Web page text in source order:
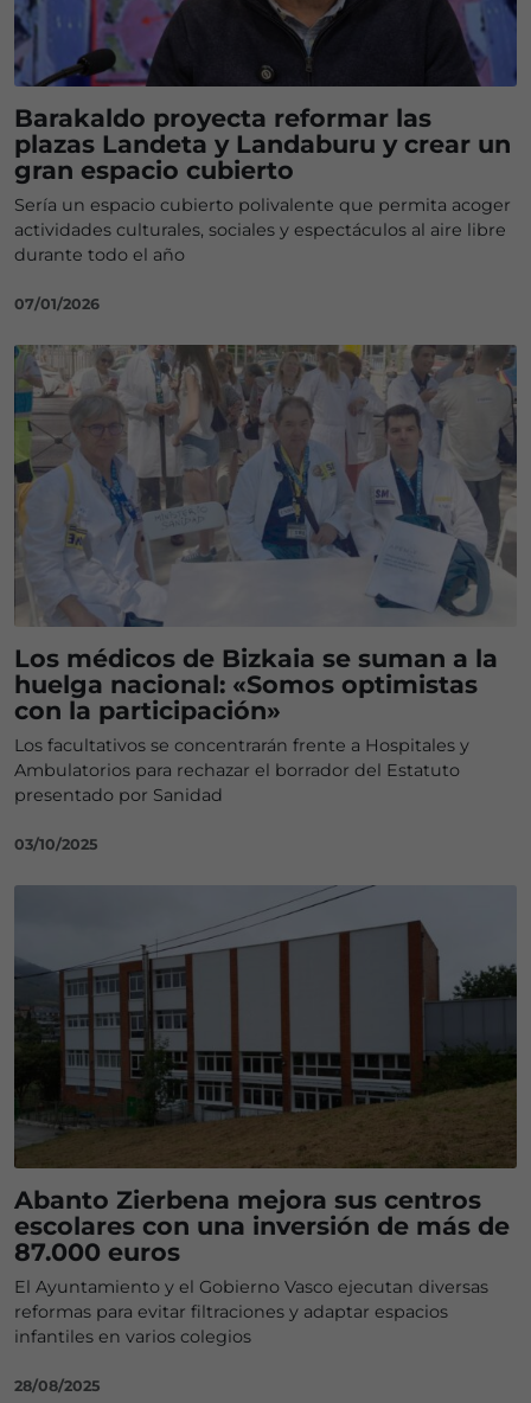
Barakaldo proyecta reformar las
plazas Landeta y Landaburu y crear un
gran espacio cubierto
Sería un espacio cubierto polivalente que permita acoger
actividades culturales, sociales y espectáculos al aire libre
durante todo el año
07/01/2026
Los médicos de Bizkaia se suman a la
huelga nacional: «Somos optimistas
con la participación»
Los facultativos se concentrarán frente a Hospitales y
Ambulatorios para rechazar el borrador del Estatuto
presentado por Sanidad
03/10/2025
Abanto Zierbena mejora sus centros
escolares con una inversión de más de
87.000 euros
El Ayuntamiento y el Gobierno Vasco ejecutan diversas
reformas para evitar filtraciones y adaptar espacios
infantiles en varios colegios
28/08/2025